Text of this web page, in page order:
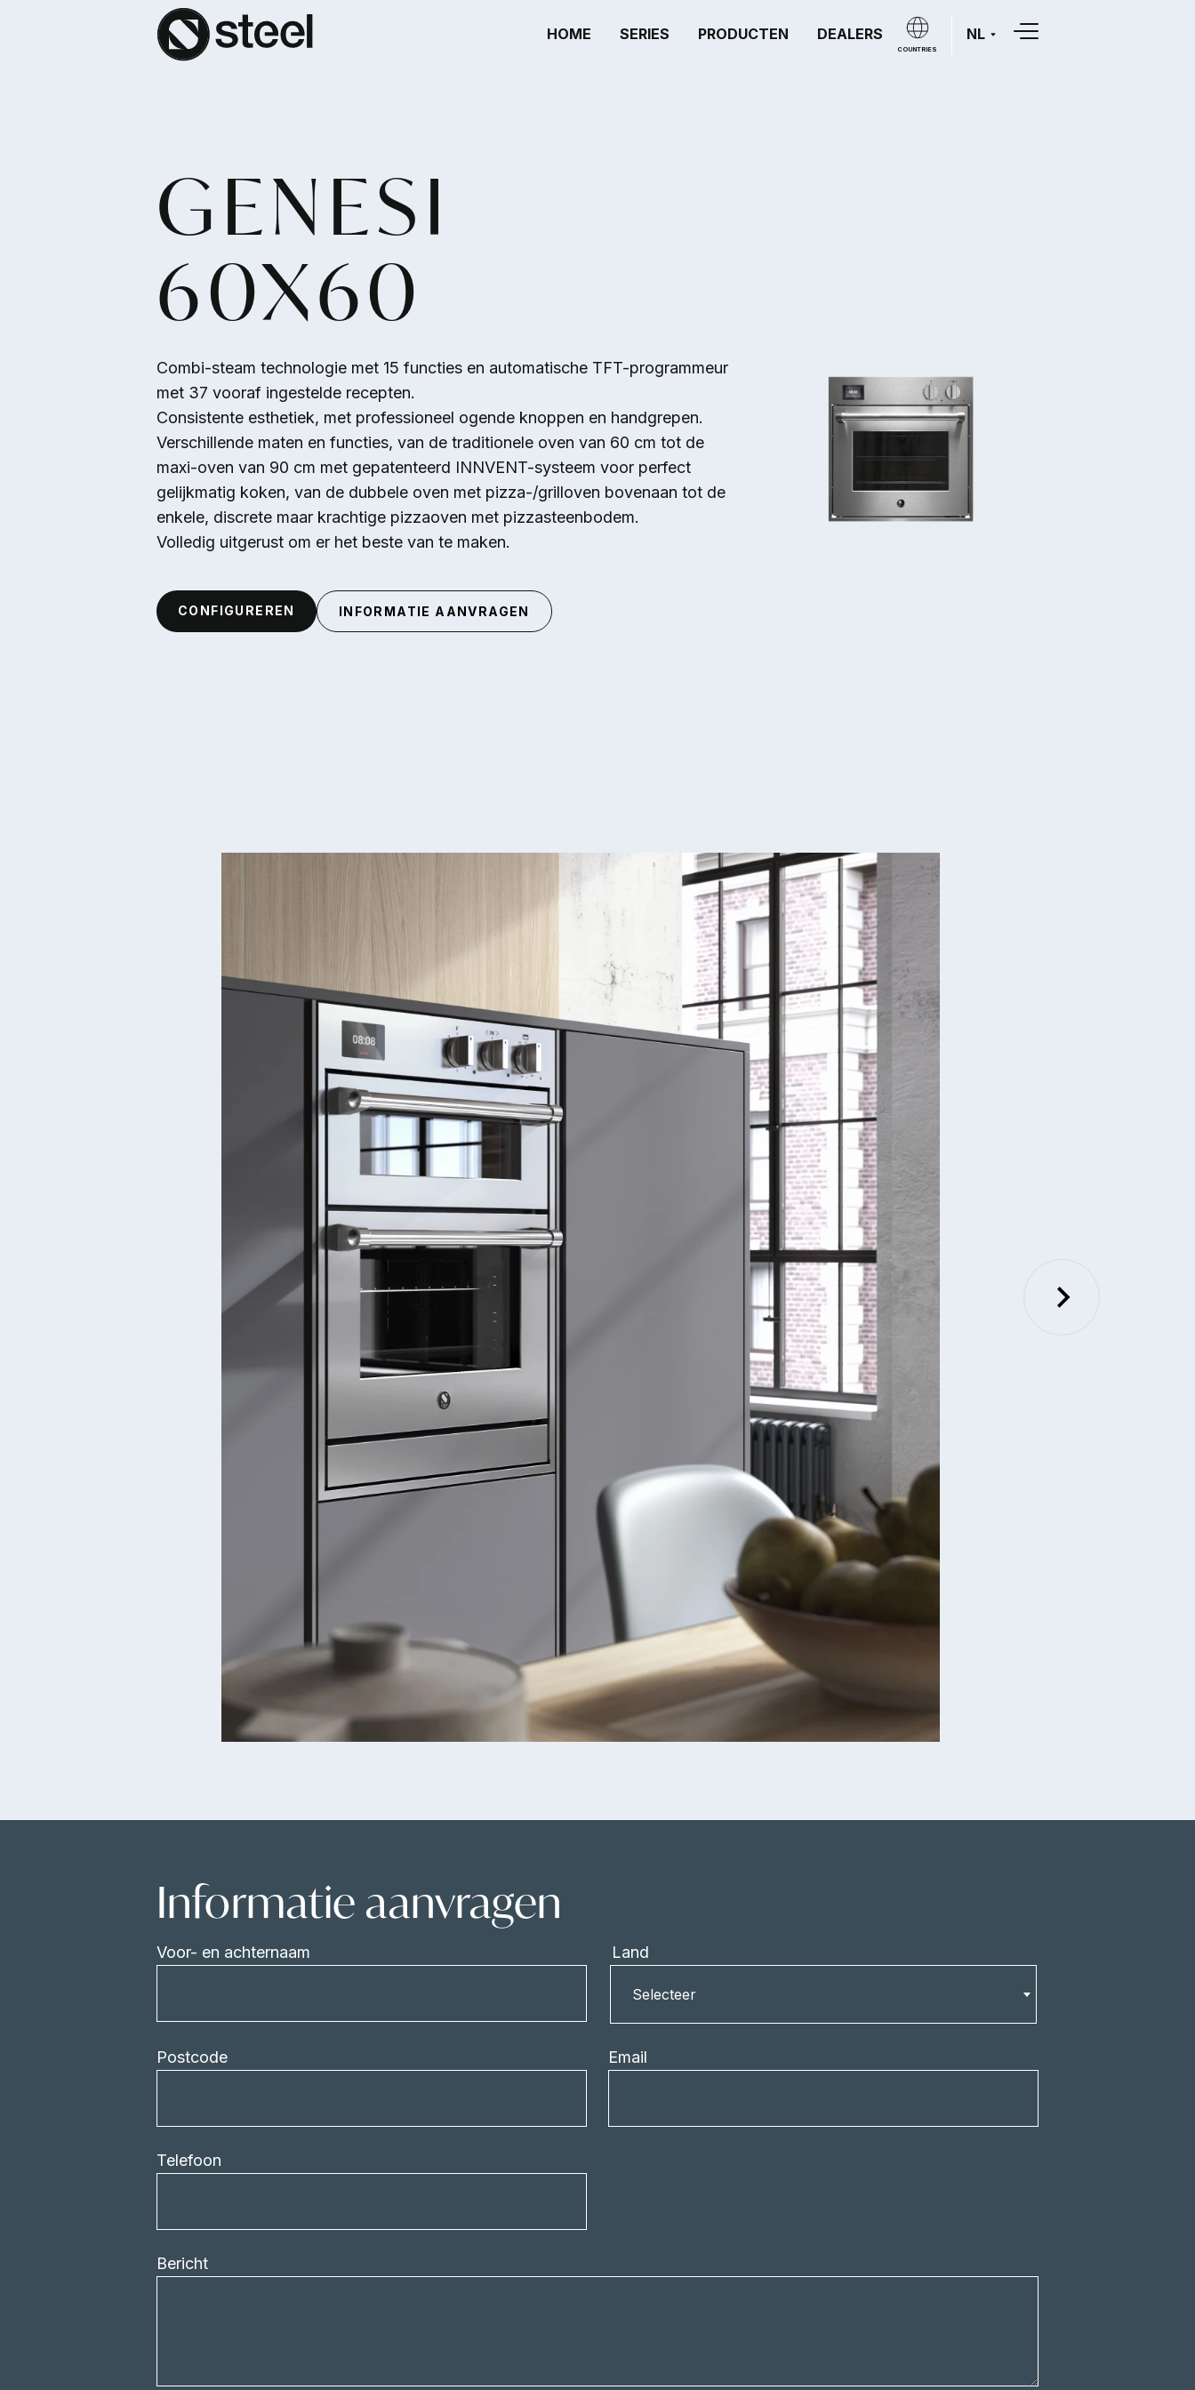
Overslaan en naar de inhoud gaan
HOME
SERIES PRODUCTEN DEALERS
COUNTRIES
NL
GENESI
60X60
Combi-steam technologie met 15 functies en automatische TFT-programmeur
met 37 vooraf ingestelde recepten.
Consistente esthetiek, met professioneel ogende knoppen en handgrepen.
Verschillende maten en functies, van de traditionele oven van 60 cm tot de
maxi-oven van 90 cm met gepatenteerd INNVENT-systeem voor perfect
gelijkmatig koken, van de dubbele oven met pizza-/grilloven bovenaan tot de
enkele, discrete maar krachtige pizzaoven met pizzasteenbodem.
Volledig uitgerust om er het beste van te maken.
CONFIGUREREN INFORMATIE AANVRAGEN
Informatie aanvragen
Voor- en achternaam
Land
Selecteer
Postcode Email
Telefoon
Bericht